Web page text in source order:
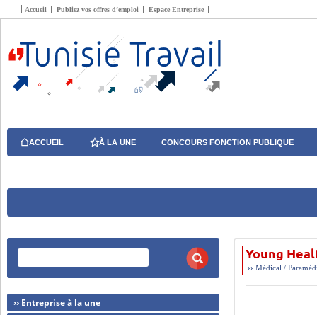
Accueil Publiez vos offres d’emploi Espace Entreprise
ACCUEIL À LA UNE CONCOURS FONCTION PUBLIQUE
Young
››Médical /
›› Entreprise à la une